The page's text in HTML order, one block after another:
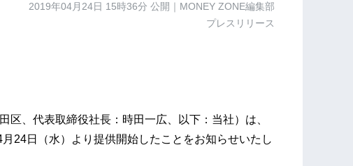
2019年04月24日 15時36分 公開｜MONEY ZONE編集部
プレスリリース
区、代表取締役社長：時田一広、以下：当社）は、
24日（水）より提供開始したことをお知らせいたし